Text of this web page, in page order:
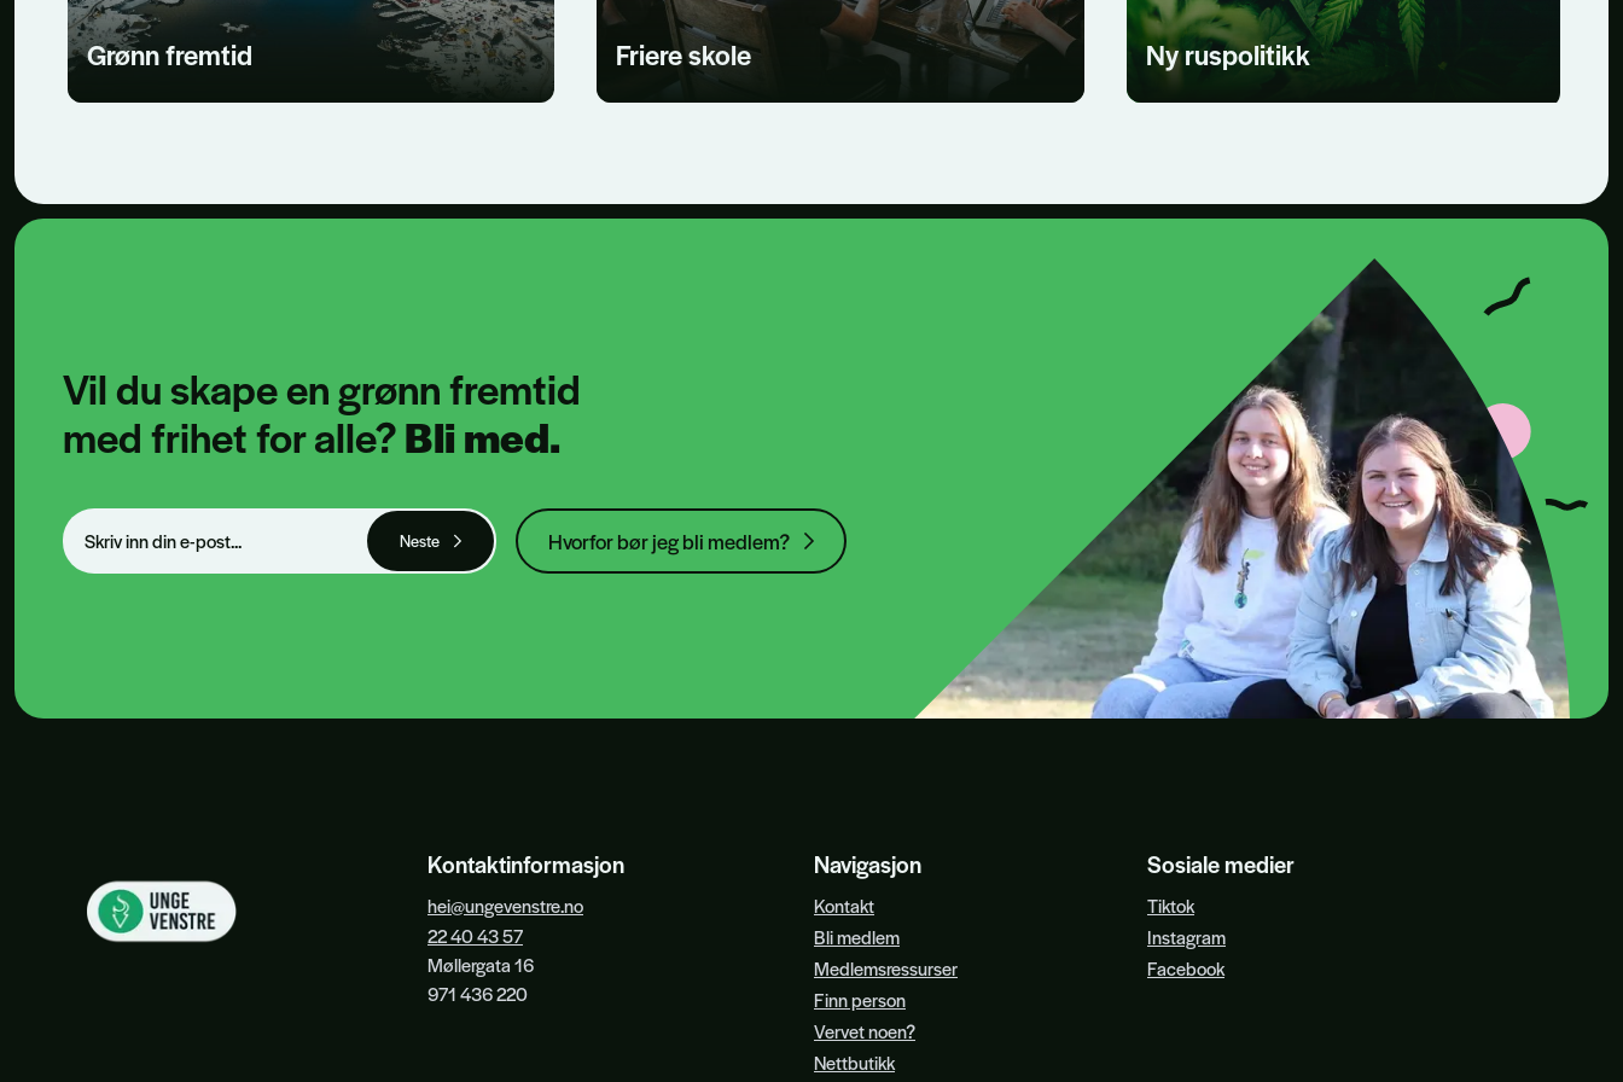
Grønn fremtid Friere skole Ny ruspolitikk
Vil du skape engrønn fremtid
med frihet for alle?Bli med.
Neste Hvorfor bør jeg bli medlem?
Kontaktinformasjon
hei@ungevenstre.no
22 40 43 57
Møllergata 16
971 436 220
Navigasjon
Kontakt
Bli medlem
Medlemsressurser
Finn person
Vervet noen?
Nettbutikk
Sosiale medier
Tiktok
Instagram
Facebook